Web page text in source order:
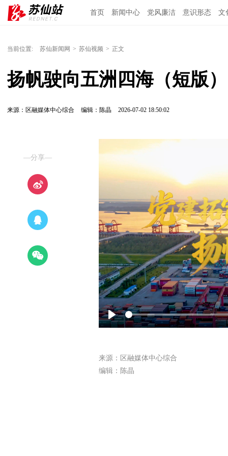
首页 新闻中心 党风廉洁 意识形态 文
当前位置: 苏仙新闻网 > 苏仙视频 > 正文
扬帆驶向五洲四海（短版）
来源：区融媒体中心综合 编辑：陈晶 2026-07-02 18:50:02
—分享—
Play
来源：区融媒体中心综合
编辑：陈晶